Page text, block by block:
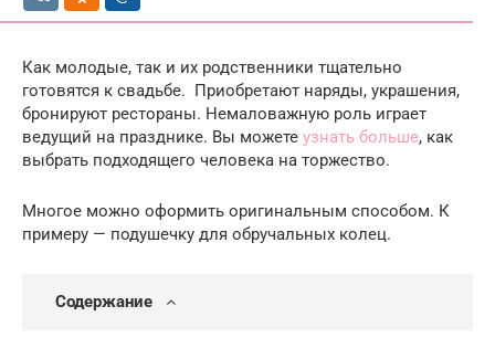
Как молодые, так и их родственники тщательно
готовятся к свадьбе. Приобретают наряды, украшения,
бронируют рестораны. Немаловажную роль играет
ведущий на празднике. Вы можете узнать больше, как
выбрать подходящего человека на торжество.
Многое можно оформить оригинальным способом. К
примеру — подушечку для обручальных колец.
Содержание